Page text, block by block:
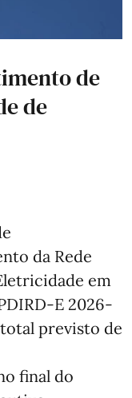
de
de
da Rede
em
E 2026-
previsto de
final do